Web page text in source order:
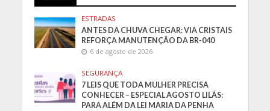
ESTRADAS
ANTES DA CHUVA CHEGAR: VIA CRISTAIS
REFORÇA MANUTENÇÃO DA BR-040
6 de agosto de 2026
SEGURANÇA
7 LEIS QUE TODA MULHER PRECISA
CONHECER – ESPECIAL AGOSTO LILÁS:
PARA ALÉM DA LEI MARIA DA PENHA